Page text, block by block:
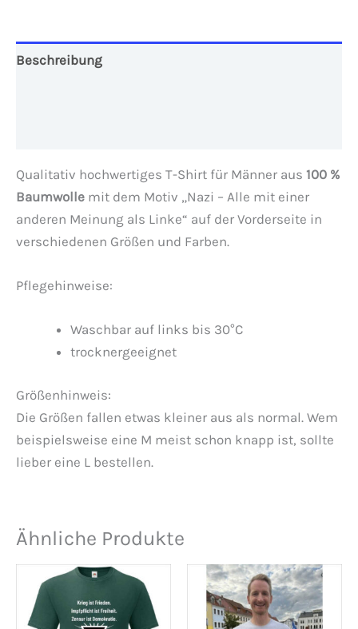
Beschreibung
Qualitativ hochwertiges T-Shirt für Männer aus 100 %
Baumwolle mit dem Motiv „Nazi – Alle mit einer
anderen Meinung als Linke“ auf der Vorderseite in
verschiedenen Größen und Farben.
Pflegehinweise:
Waschbar auf links bis 30°C
trocknergeeignet
Größenhinweis:
Die Größen fallen etwas kleiner aus als normal. Wem
beispielsweise eine M meist schon knapp ist, sollte
lieber eine L bestellen.
Ähnliche Produkte